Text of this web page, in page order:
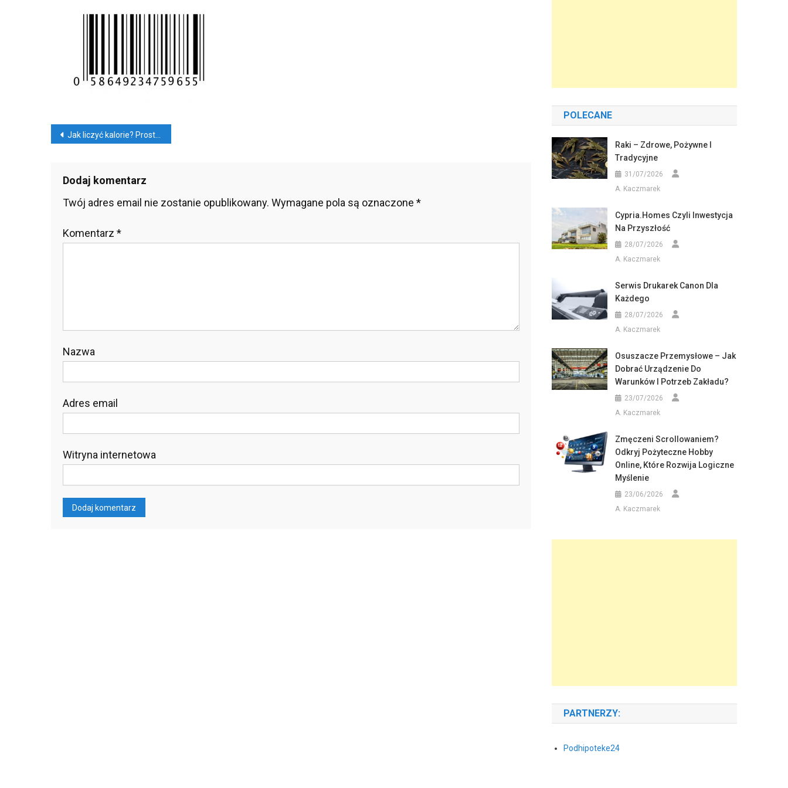
Nawigacja
Jak liczyć kalorie? Prosty i wygodny sposób
Dodaj komentarz
Twój adres email nie zostanie opublikowany. Wymagane pola są oznaczone *
Komentarz *
Nazwa
Adres email
Witryna internetowa
POLECANE
Raki – Zdrowe, Pożywne I
Tradycyjne
31/07/2026
A. Kaczmarek
Cypria.homes Czyli Inwestycja
Na Przyszłość
28/07/2026
A. Kaczmarek
Serwis Drukarek Canon Dla
Każdego
28/07/2026
A. Kaczmarek
Osuszacze Przemysłowe – Jak
Dobrać Urządzenie Do
Warunków I Potrzeb Zakładu?
23/07/2026
A. Kaczmarek
Zmęczeni Scrollowaniem?
Odkryj Pożyteczne Hobby
Online, Które Rozwija Logiczne
Myślenie
23/06/2026
A. Kaczmarek
PARTNERZY:
Podhipoteke24